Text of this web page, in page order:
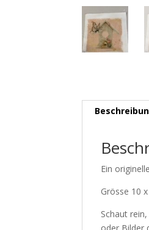
Ein
Grösse 10
Schaut